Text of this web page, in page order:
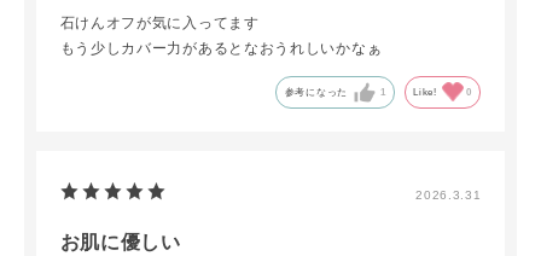
石けんオフが気に入ってます
もう少しカバー力があるとなおうれしいかなぁ
参考になった 1 Like! 0
2026.3.31
お肌に優しい